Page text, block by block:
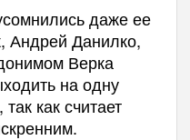
даже ее
Андрей Данилко,
Верка
на одну
как считает